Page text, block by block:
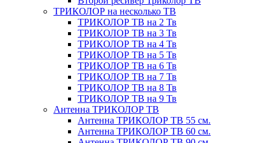
ТРИКОЛОР на несколько ТВ
ТРИКОЛОР ТВ на 2 Тв
ТРИКОЛОР ТВ на 3 Тв
ТРИКОЛОР ТВ на 4 Тв
ТРИКОЛОР ТВ на 5 Тв
ТРИКОЛОР ТВ на 6 Тв
ТРИКОЛОР ТВ на 7 Тв
ТРИКОЛОР ТВ на 8 Тв
ТРИКОЛОР ТВ на 9 Тв
Антенна ТРИКОЛОР ТВ
Антенна ТРИКОЛОР ТВ 55 см.
Антенна ТРИКОЛОР ТВ 60 см.